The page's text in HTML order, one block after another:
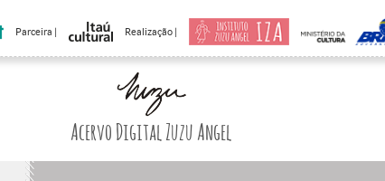
Parceira | Realização |
Acervo Digital Zuzu Angel